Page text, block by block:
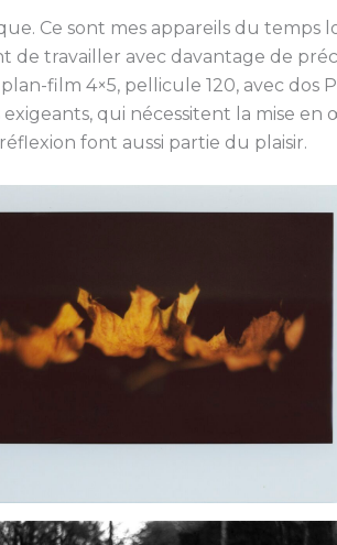
Ce sont mes appareils du temps
de travailler avec davantage de
film 4×5, pellicule 120, avec
qui nécessitent la mise
font aussi partie du plaisir.